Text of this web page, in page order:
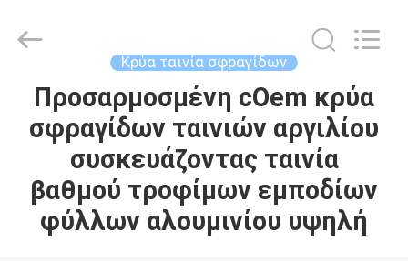
ΣΠΊΤΙ
ΠΡΟΪΌΝΤΑ
ΠΕΡΊΠΟΥ
ΕΜΕΊΣ
Printing
Reserved.
Κρύα ταινία σφραγίδων
Προσαρμοσμένη cOem κρύα
σφραγίδων ταινιών αργιλίου
συσκευάζοντας ταινία
βαθμού τροφίμων εμποδίων
φύλλων αλουμινίου υψηλή